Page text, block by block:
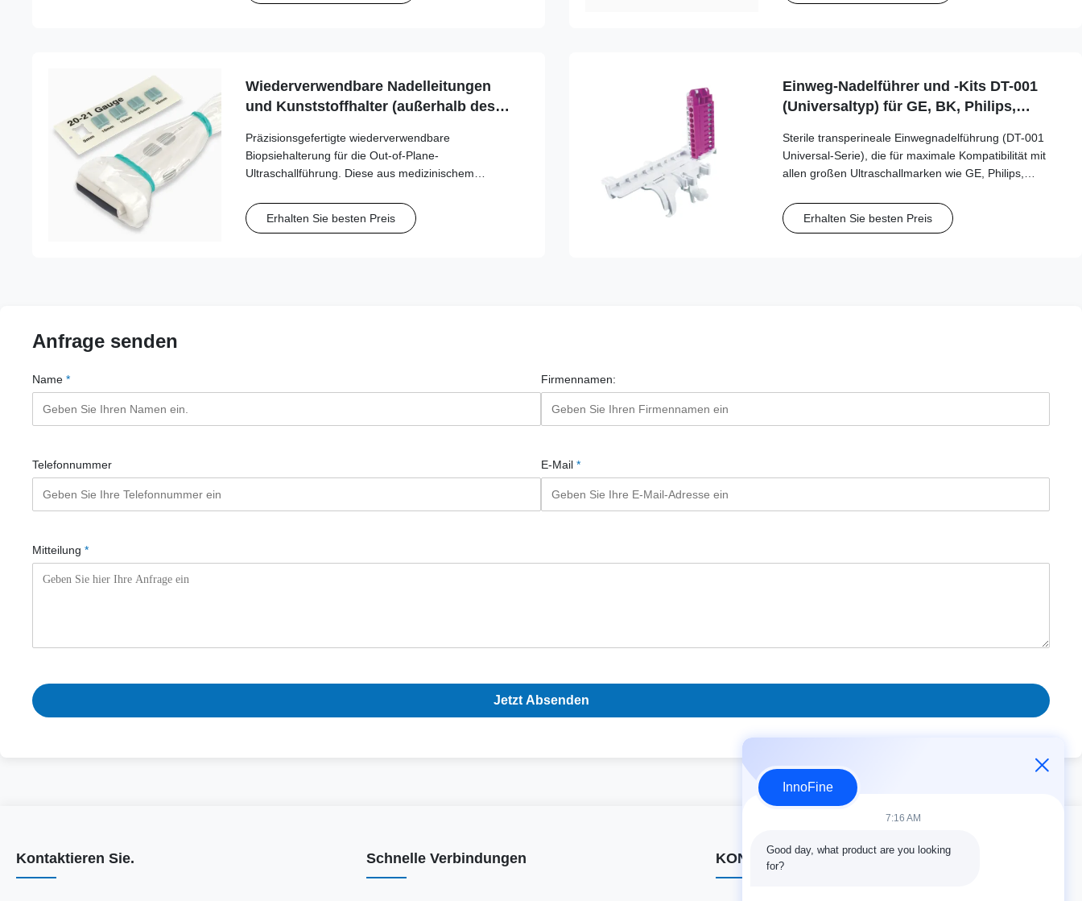
Wiederverwendbare Nadelleitungen
und Kunststoffhalter (außerhalb des
Fujifilm/Sonosite, GE, Mindray, Philips,
Samsung, Siemens, SonoScape, Vinno
Präzisionsgefertigte wiederverwendbare
Biopsiehalterung für die Out-of-Plane-
Ultraschallführung. Diese aus medizinischem
eine stabile Befestigung des Schallkopfs und eine
zuverlässige Ausrichtung des Nadelpfads.
Erhalten Sie besten Preis
Einweg-Nadelführer und -Kits DT-001
(Universaltyp) für GE, BK, Philips,
Sterile transperineale Einwegnadelführung (DT-001
Universal-Serie), die für maximale Kompatibilität mit
allen großen Ultraschallmarken wie GE, Philips,
universelle Führung unterstützt eine Vielzahl von
Nadelgrößen (15G-20G).
Erhalten Sie besten Preis
Anfrage senden
Name * Firmennamen:
Telefonnummer E-Mail *
Mitteilung *
Jetzt Absenden
Kontaktieren Sie. Schnelle Verbindungen KONTAKTDATEN
InnoFine
7:16 AM
Good day, what product are you looking
for?